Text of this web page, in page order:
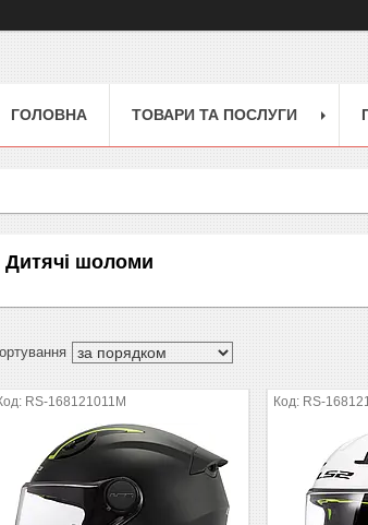
ГОЛОВНА ТОВАРИ ТА ПОСЛУГИ
Дитячі шоломи
RS-168121011M RS-